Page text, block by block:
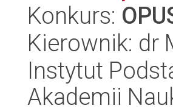
Konkurs:
Kierownik: dr
Instytut
Akademii